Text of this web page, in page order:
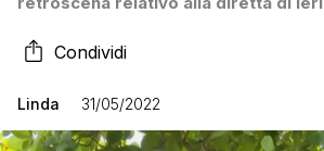
Condividi
Linda 31/05/2022